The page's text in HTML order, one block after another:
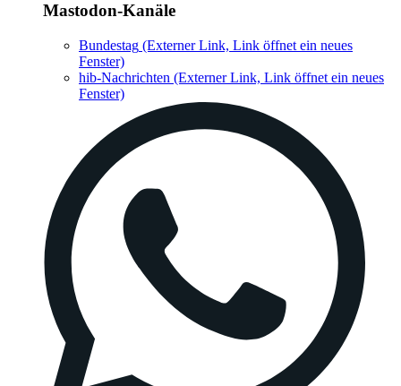
Mastodon-Kanäle
Bundestag (Externer Link, Link öffnet ein neues
Fenster)
hib-Nachrichten (Externer Link, Link öffnet ein neues
Fenster)